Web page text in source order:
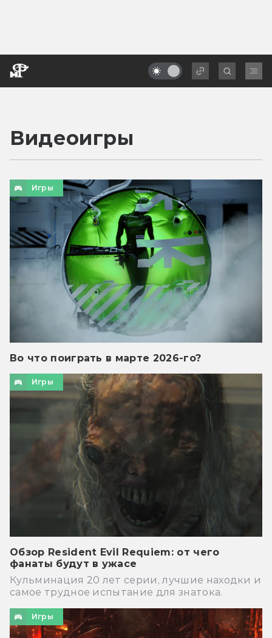
Видеоигры
Игры
Во что поиграть в марте 2026-го?
Игры
Обзор Resident Evil Requiem: от чего
фанаты будут в ужасе
Кульминация 20 лет серии, лучшие находки и
самое трудное испытание для знатока.
Игры